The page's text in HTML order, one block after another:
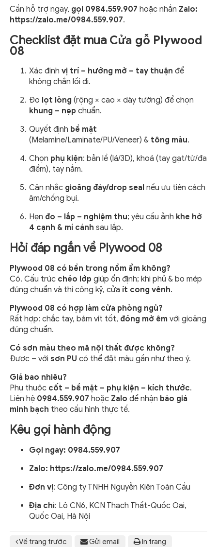
Cần hỗ trợ ngay, gọi 0984.559.907 hoặc nhắn Zalo:
https://zalo.me/0984.559.907.
Checklist đặt mua Cửa gỗ Plywood
08
Xác định vị trí – hướng mở – tay thuận để
không chắn lối đi.
Đo lọt lòng (rộng × cao × dày tường) để chọn
khung – nẹp chuẩn.
Quyết định bề mặt
(Melamine/Laminate/PU/Veneer) & tông màu.
Chọn phụ kiện: bản lề (lá/3D), khoá (tay gạt/từ/đa
điểm), tay nắm.
Cân nhắc gioăng đáy/drop seal nếu ưu tiên cách
âm/chống bụi.
Hẹn đo – lắp – nghiệm thu; yêu cầu ảnh khe hở
4 cạnh & mí cánh sau lắp.
Hỏi đáp ngắn về Plywood 08
Plywood 08 có bền trong nồm ẩm không?
Có. Cấu trúc chéo lớp giúp ổn định; khi phủ & bo mép
đúng chuẩn và thi công kỹ, cửa ít cong vênh.
Plywood 08 có hợp làm cửa phòng ngủ?
Rất hợp: chắc tay, bám vít tốt, đóng mở êm với gioăng
đúng chuẩn.
Có sơn màu theo mã nội thất được không?
Được – với sơn PU có thể đặt màu gần như theo ý.
Giá bao nhiêu?
Phụ thuộc cốt – bề mặt – phụ kiện – kích thước.
Liên hệ 0984.559.907 hoặc Zalo để nhận báo giá
minh bạch theo cấu hình thực tế.
Kêu gọi hành động
Gọi ngay: 0984.559.907
Zalo: https://zalo.me/0984.559.907
Đơn vị: Công ty TNHH Nguyễn Kiên Toàn Cầu
Địa chỉ: Lô CN6, KCN Thạch Thất-Quốc Oai,
Quốc Oai, Hà Nội
Về trang trước Gửi email In trang